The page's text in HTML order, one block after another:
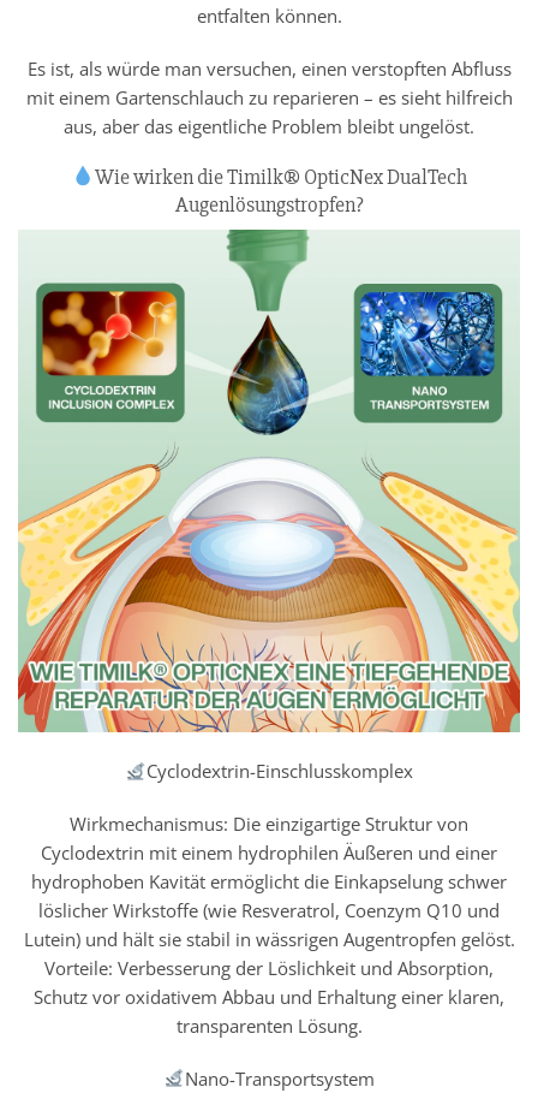
entfalten können.
Es ist, als würde man versuchen, einen verstopften Abfluss
mit einem Gartenschlauch zu reparieren – es sieht hilfreich
aus, aber das eigentliche Problem bleibt ungelöst.
Wie wirken die Timilk® OpticNex DualTech
Augenlösungstropfen?
Cyclodextrin-Einschlusskomplex
Wirkmechanismus: Die einzigartige Struktur von
Cyclodextrin mit einem hydrophilen Äußeren und einer
hydrophoben Kavität ermöglicht die Einkapselung schwer
löslicher Wirkstoffe (wie Resveratrol, Coenzym Q10 und
Lutein) und hält sie stabil in wässrigen Augentropfen gelöst.
Vorteile: Verbesserung der Löslichkeit und Absorption,
Schutz vor oxidativem Abbau und Erhaltung einer klaren,
transparenten Lösung.
Nano-Transportsystem